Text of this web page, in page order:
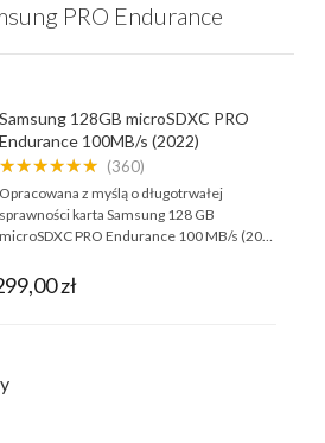
PRO Endurance
Samsung 128GB microSDXC PRO
Endurance 100MB/s (2022)
★★★★★★ (360)
Opracowana z myślą o długotrwałej
sprawności karta Samsung 128 GB
microSDXC PRO Endurance 100 MB/s (20…
zł